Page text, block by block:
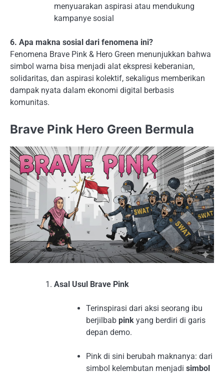
menyuarakan aspirasi atau mendukung
kampanye sosial
6. Apa makna sosial dari fenomena ini?
Fenomena Brave Pink & Hero Green menunjukkan bahwa
simbol warna bisa menjadi alat ekspresi keberanian,
solidaritas, dan aspirasi kolektif, sekaligus memberikan
dampak nyata dalam ekonomi digital berbasis
komunitas.
Brave Pink Hero Green Bermula
Asal Usul Brave Pink
Terinspirasi dari aksi seorang ibu
berjilbab pink yang berdiri di garis
depan demo.
Pink di sini berubah maknanya: dari
simbol kelembutan menjadi simbol